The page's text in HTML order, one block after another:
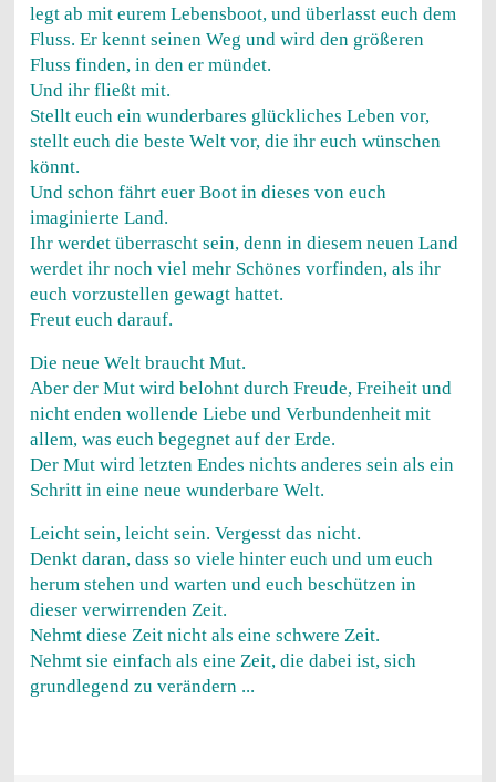
legt ab mit eurem Lebensboot, und überlasst euch dem
Fluss. Er kennt seinen Weg und wird den größeren
Fluss finden, in den er mündet.
Und ihr fließt mit.
Stellt euch ein wunderbares glückliches Leben vor,
stellt euch die beste Welt vor, die ihr euch wünschen
könnt.
Und schon fährt euer Boot in dieses von euch
imaginierte Land.
Ihr werdet überrascht sein, denn in diesem neuen Land
werdet ihr noch viel mehr Schönes vorfinden, als ihr
euch vorzustellen gewagt hattet.
Freut euch darauf.
Die neue Welt braucht Mut.
Aber der Mut wird belohnt durch Freude, Freiheit und
nicht enden wollende Liebe und Verbundenheit mit
allem, was euch begegnet auf der Erde.
Der Mut wird letzten Endes nichts anderes sein als ein
Schritt in eine neue wunderbare Welt.
Leicht sein, leicht sein. Vergesst das nicht.
Denkt daran, dass so viele hinter euch und um euch
herum stehen und warten und euch beschützen in
dieser verwirrenden Zeit.
Nehmt diese Zeit nicht als eine schwere Zeit.
Nehmt sie einfach als eine Zeit, die dabei ist, sich
grundlegend zu verändern ...